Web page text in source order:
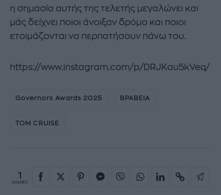
η σημασία αυτής της τελετής μεγαλώνει και
μάς δείχνει ποιοι άνοιξαν δρόμο και ποιοι
ετοιμάζονται να περπατήσουν πάνω του.
https://www.instagram.com/p/DRJKau5kVeq/
Governors Awards 2025 ΒΡΑΒΕΙΑ
TOM CRUISE
1
SHARES